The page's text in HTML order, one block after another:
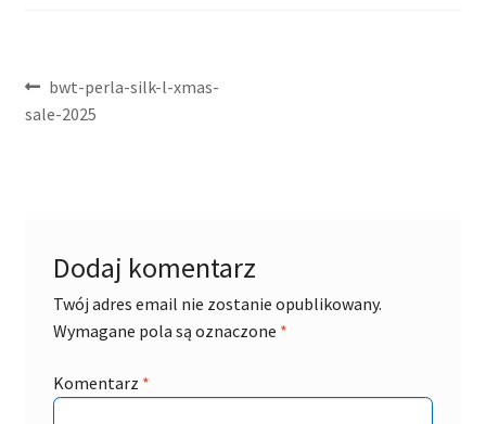
Nawigacja
wpisu
Poprzedni
wpis:
bwt-perla-silk-l-xmas-
sale-2025
Dodaj komentarz
Twój adres email nie zostanie opublikowany.
Wymagane pola są oznaczone *
Komentarz *